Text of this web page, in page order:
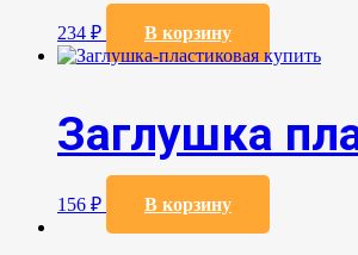
234 ₽ В корзину
Заглушка
156 ₽ В корзину